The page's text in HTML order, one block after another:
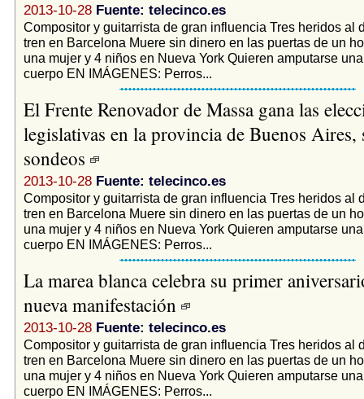
2013-10-28 Fuente: telecinco.es
Compositor y guitarrista de gran influencia Tres heridos al
tren en Barcelona Muere sin dinero en las puertas de un
una mujer y 4 niños en Nueva York Quieren amputarse
cuerpo EN IMÁGENES: Perros...
El Frente Renovador de Massa gana las
legislativas en la provincia de Buenos Aires,
sondeos
2013-10-28 Fuente: telecinco.es
Compositor y guitarrista de gran influencia Tres heridos al
tren en Barcelona Muere sin dinero en las puertas de un
una mujer y 4 niños en Nueva York Quieren amputarse
cuerpo EN IMÁGENES: Perros...
La marea blanca celebra su primer
nueva manifestación
2013-10-28 Fuente: telecinco.es
Compositor y guitarrista de gran influencia Tres heridos al
tren en Barcelona Muere sin dinero en las puertas de un
una mujer y 4 niños en Nueva York Quieren amputarse
cuerpo EN IMÁGENES: Perros...